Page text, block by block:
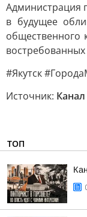
Администрация
в будущее
общественного
#Якутск
Источник:
ТОП